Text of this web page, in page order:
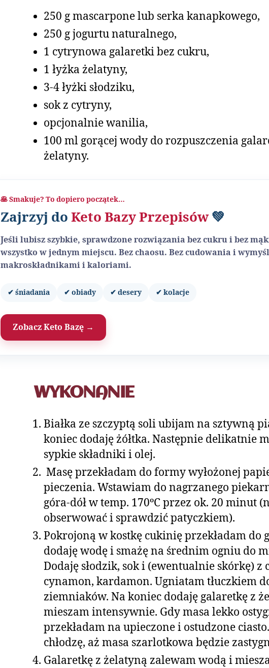
250 g mascarpone lub serka kanapkowego,
250 g jogurtu naturalnego,
1 cytrynowa galaretki bez cukru,
1 łyżka żelatyny,
3-4 łyżki słodziku,
sok z cytryny,
opcjonalnie wanilia,
100 ml gorącej wody do rozpuszczenia
żelatyny.
🥞 Smakuje? To dopiero początek…
Zajrzyj do Keto Bazy Przepisów💚
Jeśli lubisz szybkie, sprawdzone rozwiązania bez cukru i bez
wszystko w jednym miejscu. Bez chaosu. Bez cudowania i
makroskładnikami i kaloriami.
✔ śniadania ✔ obiady ✔ desery ✔ kolacje
Zobacz Keto Bazę →
WYKONANIE
Białka ze szczyptą soli ubijam na sztywną
koniec dodaję żółtka. Następnie delikatnie
sypkie składniki i olej.
Masę przekładam do formy wyłożonej
pieczenia. Wstawiam do nagrzanego
góra-dół w temp. 170ºC przez ok. 20 minut
obserwować i sprawdzić patyczkiem).
Pokrojoną w kostkę cukinię przekładam do
dodaję wodę i smażę na średnim ogniu do
Dodaję słodzik, sok i (ewentualnie skórkę) z
cynamon, kardamon. Ugniatam tłuczkiem
ziemniaków. Na koniec dodaję galaretkę z
mieszam intensywnie. Gdy masa lekko
przekładam na upieczone i ostudzone ciasto.
chłodzę, aż masa szarlotkowa będzie
Galaretkę z żelatyną zalewam wodą i